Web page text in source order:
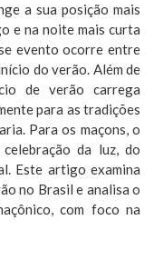
a sua posição mais
e na noite mais curta
evento ocorre entre
do verão. Além de
de verão carrega
para as tradições
Para os maçons, o
da luz, do
Este artigo examina
no Brasil e analisa o
com foco na